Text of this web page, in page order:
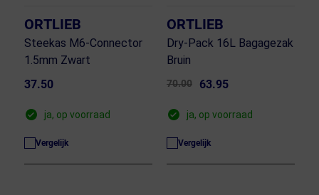
ORTLIEB
Steekas M6-Connector
1.5mm Zwart
37.50
ja, op voorraad
Vergelijk
ORTLIEB
Dry-Pack 16L Bagagezak
Bruin
70.00 63.95
ja, op voorraad
Vergelijk